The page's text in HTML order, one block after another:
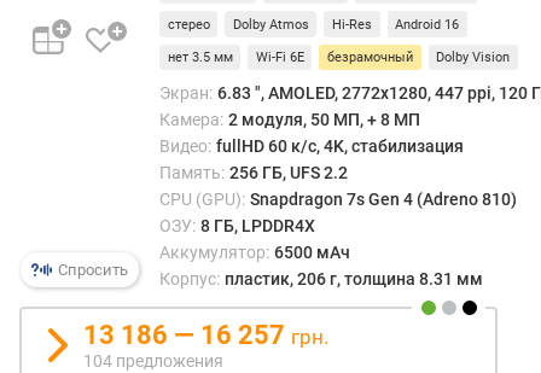
л
у
т
а
з
а
Спросить
стерео Dolby Atmos Hi-Res Android 16
нет 3.5 мм Wi-Fi 6E безрамочный Dolby Vision
Экран: 6.83 ", AMOLED, 2772x1280, 447 ppi, 120
Камера: 2 модуля, 50 МП, + 8 МП
Видео: fullHD 60 к/с, 4K, стабилизация
Память: 256 ГБ, UFS 2.2
CPU (GPU): Snapdragon 7s Gen 4 (Adreno 810)
ОЗУ: 8 ГБ, LPDDR4X
Аккумулятор: 6500 мАч
Корпус: пластик, 206 г, толщина 8.31 мм
13 186 — 16 257 грн.
104 предложения